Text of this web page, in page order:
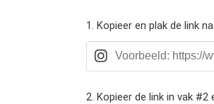
1. Kopieer en plak de link
2. Kopieer de link in vak #2